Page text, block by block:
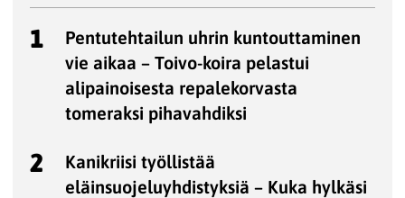
1
Pentutehtailun uhrin kuntouttaminen
vie aikaa – Toivo-koira pelastui
alipainoisesta repalekorvasta
tomeraksi pihavahdiksi
2
Kanikriisi työllistää
eläinsuojeluyhdistyksiä – Kuka hylkäsi